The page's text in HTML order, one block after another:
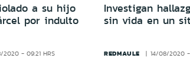
a su hijo
por indulto
2020 - 09:21 HRS
Investigan
sin vida en un
REDMAULE 14/08/2020 -